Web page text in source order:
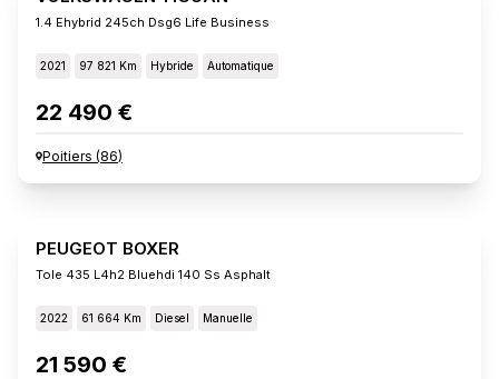
1.4 Ehybrid 245ch Dsg6 Life Business
2021 97 821 Km Hybride Automatique
22 490 €
Poitiers (86)
PEUGEOT BOXER
Tole 435 L4h2 Bluehdi 140 Ss Asphalt
2022 61 664 Km Diesel Manuelle
21 590 €